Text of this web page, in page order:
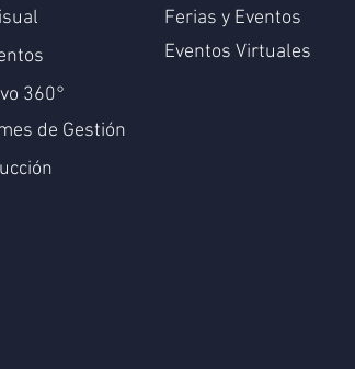
Ferias y Eventos
Eventos Virtuales
360°
de Gestión